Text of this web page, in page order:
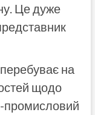
Це дуже
на
щодо
промисловий